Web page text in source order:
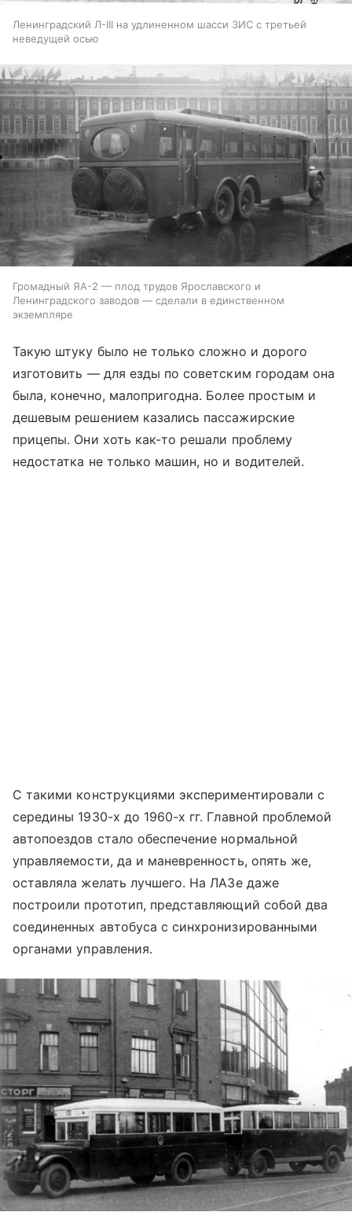
Ленинградский Л-III на удлиненном шасси ЗИС с третьей
неведущей осью
Громадный ЯА-2 — плод трудов Ярославского и
Ленинградского заводов — сделали в единственном
экземпляре
Такую штуку было не только сложно и дорого
изготовить — для езды по советским городам она
была, конечно, малопригодна. Более простым и
дешевым решением казались пассажирские
прицепы. Они хоть как-то решали проблему
недостатка не только машин, но и водителей.
С такими конструкциями экспериментировали с
середины 1930-х до 1960-х гг. Главной проблемой
автопоездов стало обеспечение нормальной
управляемости, да и маневренность, опять же,
оставляла желать лучшего. На ЛАЗе даже
построили прототип, представляющий собой два
соединенных автобуса с синхронизированными
органами управления.